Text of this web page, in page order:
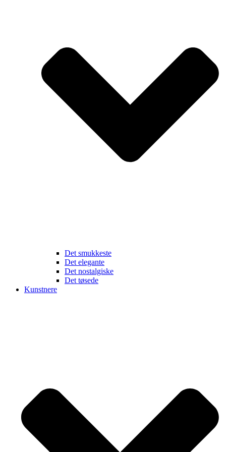
Det smukkeste
Det elegante
Det nostalgiske
Det tøsede
Kunstnere